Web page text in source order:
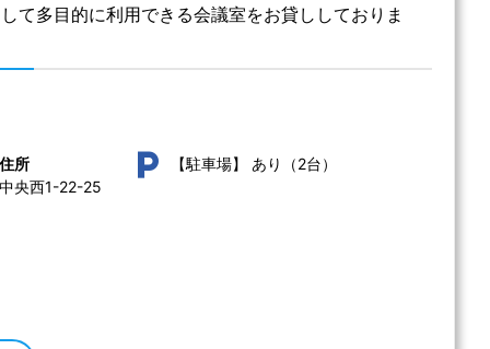
て多目的に利用できる会議室をお貸ししておりま
所
央西1-22-25
【駐車場】 あり（2台）